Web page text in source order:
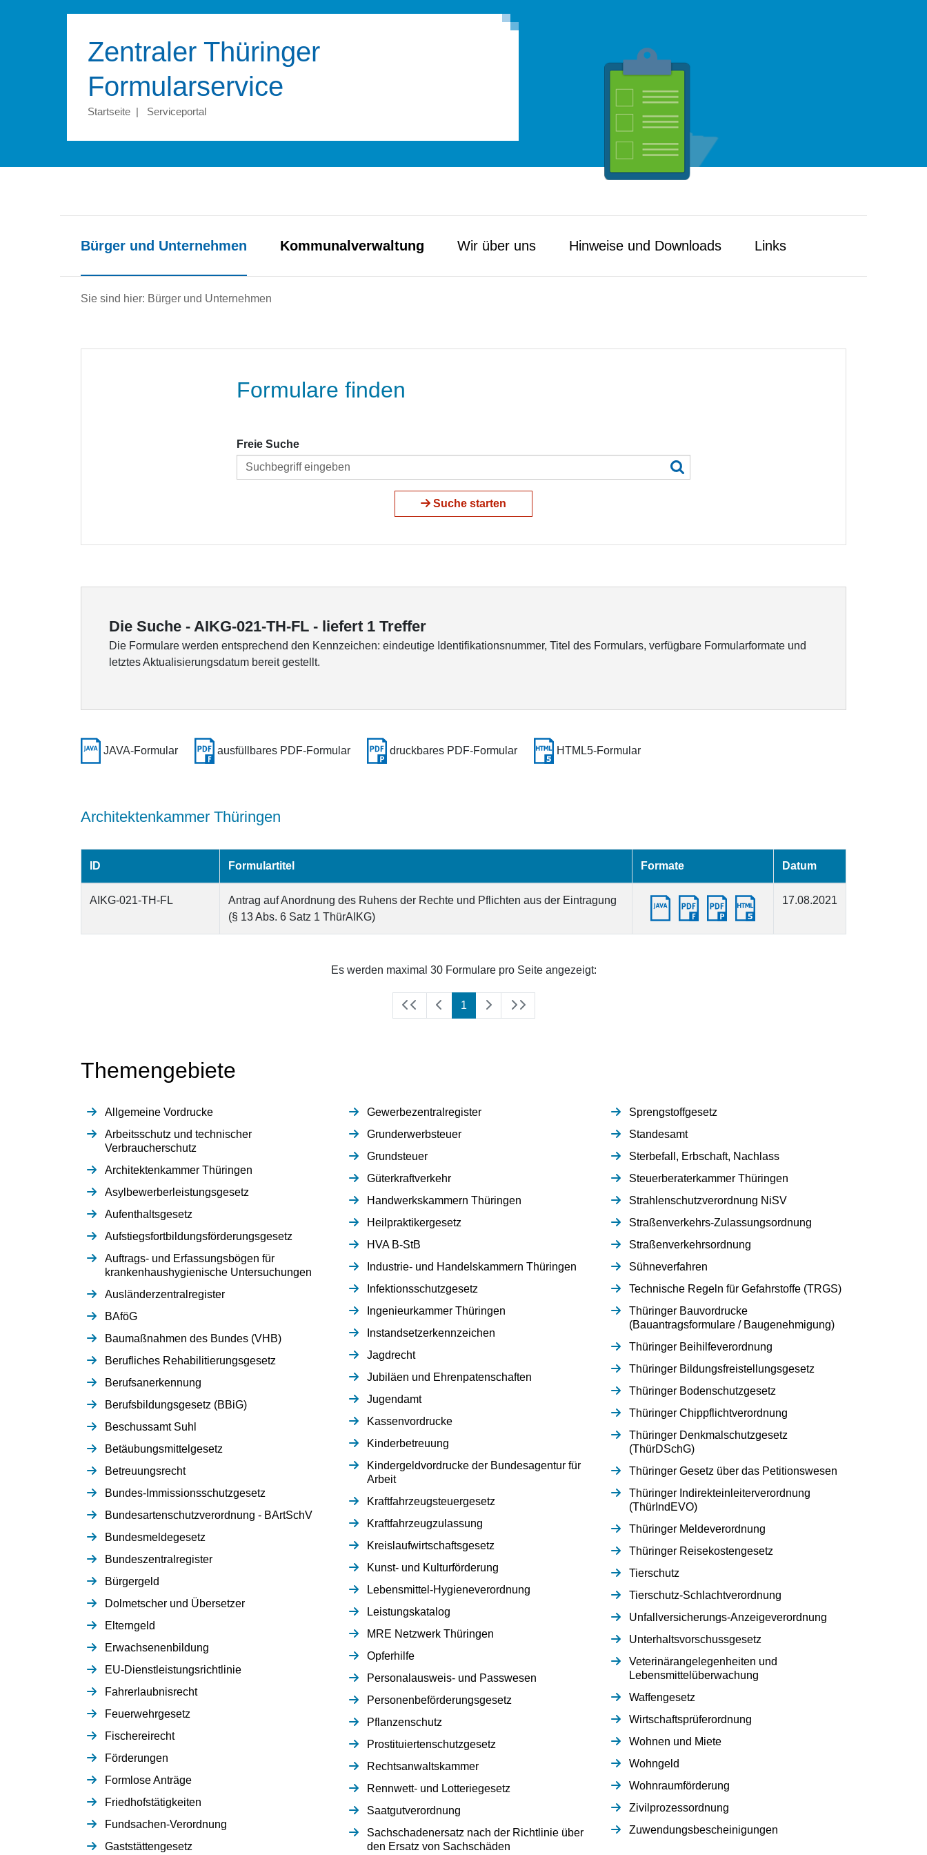
Zentraler Thüringer
Formular­service
Startseite | Serviceportal
Bürger und Unternehmen Kommunal­verwaltung Wir über uns Hinweise und Downloads Links
Sie sind hier: Bürger und Unternehmen
Formulare finden
Freie Suche
Suche starten
Die Suche - AIKG-021-TH-FL - liefert 1 Treffer
Die Formulare werden entsprechend den Kennzeichen: eindeutige Identifikationsnummer, Titel des Formulars, verfügbare Formularformate und
letztes Aktualisierungsdatum bereit gestellt.
JAVA-Formular ausfüllbares PDF-Formular druckbares PDF-Formular HTML5-Formular
Architektenkammer Thüringen
ID Formulartitel Formate Datum
AIKG-021-TH-FL
Antrag auf Anordnung des Ruhens der Rechte und Pflichten aus der Eintragung
(§ 13 Abs. 6 Satz 1 ThürAIKG)
17.08.2021
Es werden maximal 30 Formulare pro Seite angezeigt:
1 (aktuell)
Themengebiete
Allgemeine Vordrucke
Arbeitsschutz und technischer
Verbraucherschutz
Architektenkammer Thüringen
Asylbewerberleistungsgesetz
Aufenthaltsgesetz
Aufstiegsfortbildungsförderungsgesetz
Auftrags- und Erfassungsbögen für
krankenhaushygienische Untersuchungen
Ausländerzentralregister
BAföG
Baumaßnahmen des Bundes (VHB)
Berufliches Rehabilitierungsgesetz
Berufsanerkennung
Berufsbildungsgesetz (BBiG)
Beschussamt Suhl
Betäubungsmittelgesetz
Betreuungsrecht
Bundes-Immissionsschutzgesetz
Bundesartenschutzverordnung - BArtSchV
Bundesmeldegesetz
Bundeszentralregister
Bürgergeld
Dolmetscher und Übersetzer
Elterngeld
Erwachsenenbildung
EU-Dienstleistungsrichtlinie
Fahrerlaubnisrecht
Feuerwehrgesetz
Fischereirecht
Förderungen
Formlose Anträge
Friedhofstätigkeiten
Fundsachen-Verordnung
Gaststättengesetz
Gewerbezentralregister
Grunderwerbsteuer
Grundsteuer
Güterkraftverkehr
Handwerkskammern Thüringen
Heilpraktikergesetz
HVA B-StB
Industrie- und Handelskammern Thüringen
Infektionsschutzgesetz
Ingenieurkammer Thüringen
Instandsetzerkennzeichen
Jagdrecht
Jubiläen und Ehrenpatenschaften
Jugendamt
Kassenvordrucke
Kinderbetreuung
Kindergeldvordrucke der Bundesagentur für
Arbeit
Kraftfahrzeugsteuergesetz
Kraftfahrzeugzulassung
Kreislaufwirtschaftsgesetz
Kunst- und Kulturförderung
Lebensmittel-Hygieneverordnung
Leistungskatalog
MRE Netzwerk Thüringen
Opferhilfe
Personalausweis- und Passwesen
Personenbeförderungsgesetz
Pflanzenschutz
Prostituiertenschutzgesetz
Rechtsanwaltskammer
Rennwett- und Lotteriegesetz
Saatgutverordnung
Sachschadenersatz nach der Richtlinie über
den Ersatz von Sachschäden
Sprengstoffgesetz
Standesamt
Sterbefall, Erbschaft, Nachlass
Steuerberaterkammer Thüringen
Strahlenschutzverordnung NiSV
Straßenverkehrs-Zulassungsordnung
Straßenverkehrsordnung
Sühneverfahren
Technische Regeln für Gefahrstoffe (TRGS)
Thüringer Bauvordrucke
(Bauantragsformulare / Baugenehmigung)
Thüringer Beihilfeverordnung
Thüringer Bildungsfreistellungsgesetz
Thüringer Bodenschutzgesetz
Thüringer Chippflichtverordnung
Thüringer Denkmalschutzgesetz
(ThürDSchG)
Thüringer Gesetz über das Petitionswesen
Thüringer Indirekteinleiterverordnung
(ThürIndEVO)
Thüringer Meldeverordnung
Thüringer Reisekostengesetz
Tierschutz
Tierschutz-Schlachtverordnung
Unfallversicherungs-Anzeigeverordnung
Unterhaltsvorschussgesetz
Veterinärangelegenheiten und
Lebensmittelüberwachung
Waffengesetz
Wirtschaftsprüferordnung
Wohnen und Miete
Wohngeld
Wohnraumförderung
Zivilprozessordnung
Zuwendungsbescheinigungen